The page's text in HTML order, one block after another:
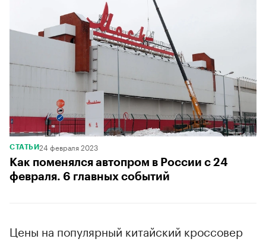
СТАТЬИ24 февраля 2023
Как поменялся автопром в России с 24
февраля. 6 главных событий
Цены на популярный китайский кроссовер